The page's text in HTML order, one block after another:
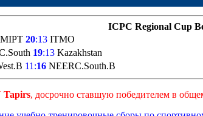
ICPC Regional Cup
MIPT 20:13ITMO
19:13Kazakhstan
11:16NEERC.South.B
Tapirs, досрочно ставшую победителем в